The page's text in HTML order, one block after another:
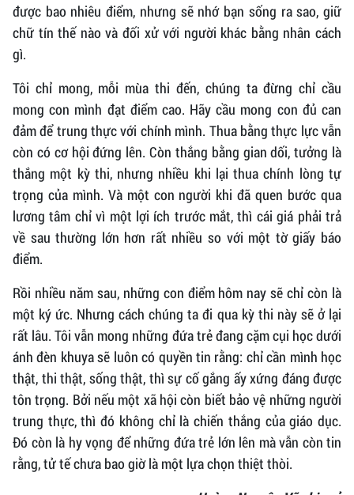
được bao nhiêu điểm, nhưng sẽ nhớ bạn sống ra sao, giữ
chữ tín thế nào và đối xử với người khác bằng nhân cách
gì.
Tôi chỉ mong, mỗi mùa thi đến, chúng ta đừng chỉ cầu
mong con mình đạt điểm cao. Hãy cầu mong con đủ can
đảm để trung thực với chính mình. Thua bằng thực lực vẫn
còn có cơ hội đứng lên. Còn thắng bằng gian dối, tưởng là
thắng một kỳ thi, nhưng nhiều khi lại thua chính lòng tự
trọng của mình. Và một con người khi đã quen bước qua
lương tâm chỉ vì một lợi ích trước mắt, thì cái giá phải trả
về sau thường lớn hơn rất nhiều so với một tờ giấy báo
điểm.
Rồi nhiều năm sau, những con điểm hôm nay sẽ chỉ còn là
một ký ức. Nhưng cách chúng ta đi qua kỳ thi này sẽ ở lại
rất lâu. Tôi vẫn mong những đứa trẻ đang cặm cụi học dưới
ánh đèn khuya sẽ luôn có quyền tin rằng: chỉ cần mình học
thật, thi thật, sống thật, thì sự cố gắng ấy xứng đáng được
tôn trọng. Bởi nếu một xã hội còn biết bảo vệ những người
trung thực, thì đó không chỉ là chiến thắng của giáo dục.
Đó còn là hy vọng để những đứa trẻ lớn lên mà vẫn còn tin
rằng, tử tế chưa bao giờ là một lựa chọn thiệt thòi.